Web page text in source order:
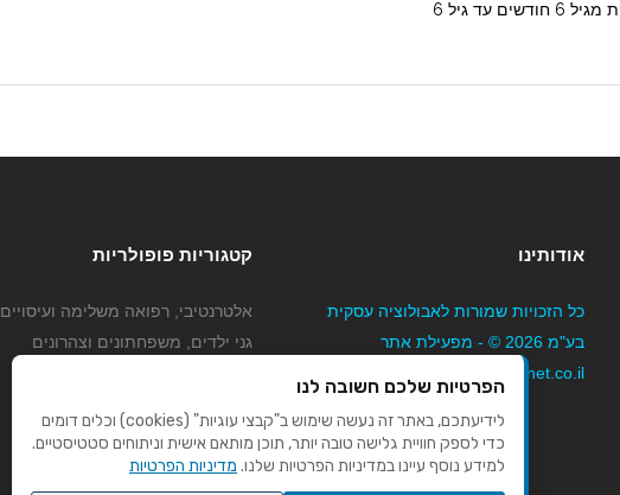
עד גיל 6
אודותינו
כל הזכויות שמורות לאבולוציה עסקית
בע"מ 2026 © - מפעילת אתר
Mybiznet.co.il
קטגוריות פופולריות
אלטרנטיבי, רפואה משלימה ועיסויים
גני ילדים, משפחתונים וצהרונים
הפרטיות שלכם חשובה לנו
לידיעתכם, באתר זה נעשה שימוש ב"קבצי עוגיות" (cookies) וכלים דומים
כדי לספק חוויית גלישה טובה יותר, תוכן מותאם אישית וניתוחים סטטיסטיים.
למידע נוסף עיינו במדיניות הפרטיות שלנו. מדיניות הפרטיות